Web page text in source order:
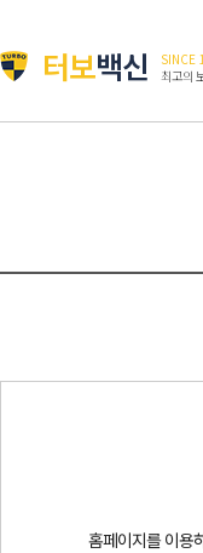
터보백신
SINCE
최고의
홈페이지를 이용